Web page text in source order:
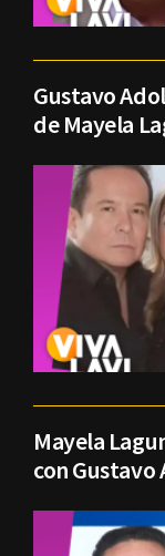
Gustavo
de Mayela
Mayela
con